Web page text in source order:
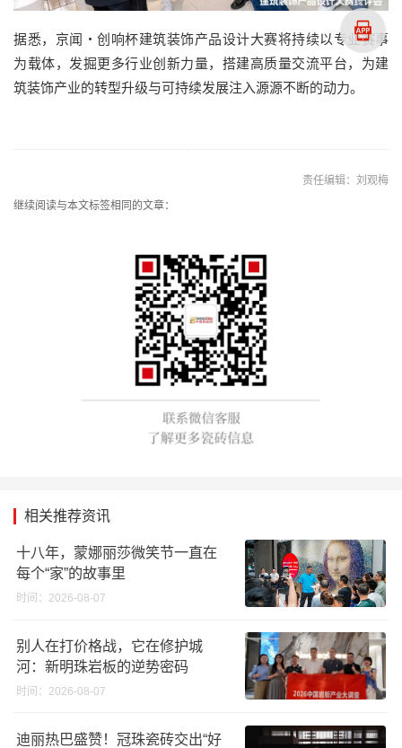
据悉，京闻・创响杯建筑装饰产品设计大赛将持续以专业赛事
为载体，发掘更多行业创新力量，搭建高质量交流平台，为建
筑装饰产业的转型升级与可持续发展注入源源不断的动力。
责任编辑：刘观梅
继续阅读与本文标签相同的文章：
相关推荐资讯
十八年，蒙娜丽莎微笑节一直在
每个“家”的故事里
时间：2026-08-07
别人在打价格战，它在修护城
河：新明珠岩板的逆势密码
时间：2026-08-07
迪丽热巴盛赞！冠珠瓷砖交出“好